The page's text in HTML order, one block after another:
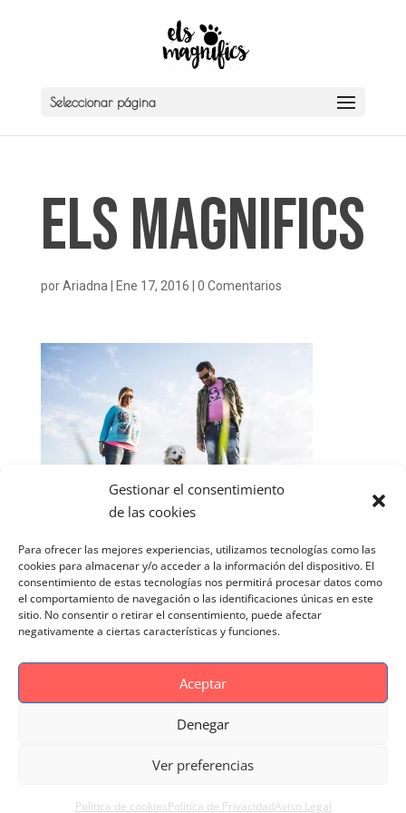
Gestionar el consentimiento
de las cookies
Para ofrecer las mejores experiencias, utilizamos tecnologías como las
cookies para almacenar y/o acceder a la información del dispositivo. El
consentimiento de estas tecnologías nos permitirá procesar datos como
el comportamiento de navegación o las identificaciones únicas en este
sitio. No consentir o retirar el consentimiento, puede afectar
negativamente a ciertas características y funciones.
Aceptar
Denegar
Ver preferencias
Politica de cookiesPolitica de PrivacidadAviso Legal
Seleccionar página
Els Magnifics
porAriadna Ene 17, 2016 0 Comentarios
Politica de Privacidad
Reportaje Magnific